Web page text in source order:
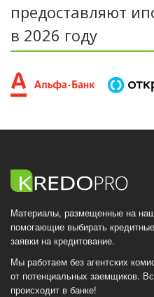
предоставляют
в 2026 году
Материалы, размещенные на
помогающие выбирать
заявки на кредитование.
Мы работаем без агентских
от потенциальных заемщиков.
происходит в банке!